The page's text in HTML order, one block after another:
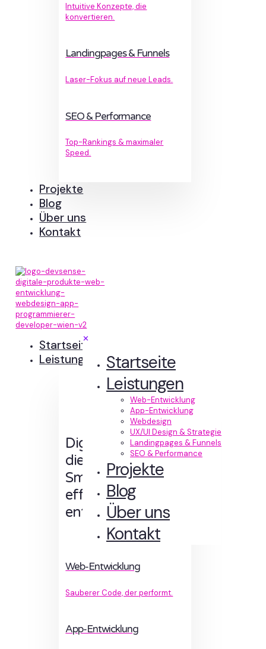
Intuitive Konzepte, die
konvertieren.
Landingpages & Funnels
Laser-Fokus auf neue Leads.
SEO & Performance
Top-Rankings & maximaler
Speed.
Projekte
Blog
Über uns
Kontakt
✕
Startseite
Leistungen
Web-Entwicklung
App-Entwicklung
Webdesign
UX/UI Design & Strategie
Landingpages & Funnels
SEO & Performance
Projekte
Blog
Über uns
Kontakt
Startseite
Leistungen
Digitale Erlebnisse,
die Sinn machen.
Smart designt und
effizient
entwickelt.
Web-Entwicklung
Sauberer Code, der performt.
App-Entwicklung